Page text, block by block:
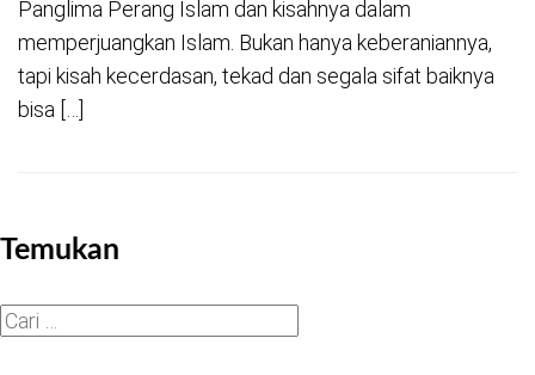
Panglima Perang Islam dan kisahnya dalam
memperjuangkan Islam. Bukan hanya keberaniannya,
tapi kisah kecerdasan, tekad dan segala sifat baiknya
bisa […]
Temukan
Cari